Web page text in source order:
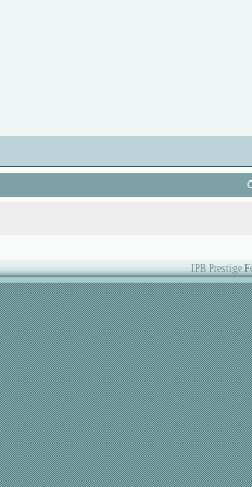
IPB Prestige